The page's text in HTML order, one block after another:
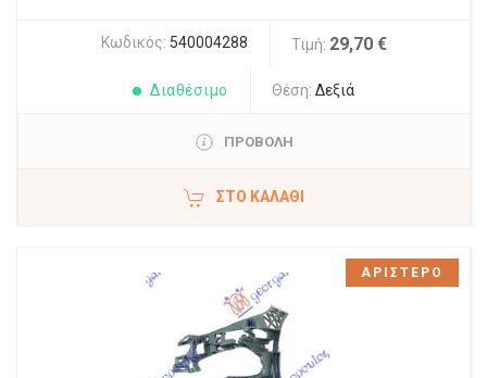
Κωδικός: 540004288 Τιμή: 29,70 €
Διαθέσιμο Θέση: Δεξιά
ΠΡΟΒΟΛΗ
ΣΤΟ ΚΑΛΆΘΙ
ΑΡΙΣΤΕΡΟ